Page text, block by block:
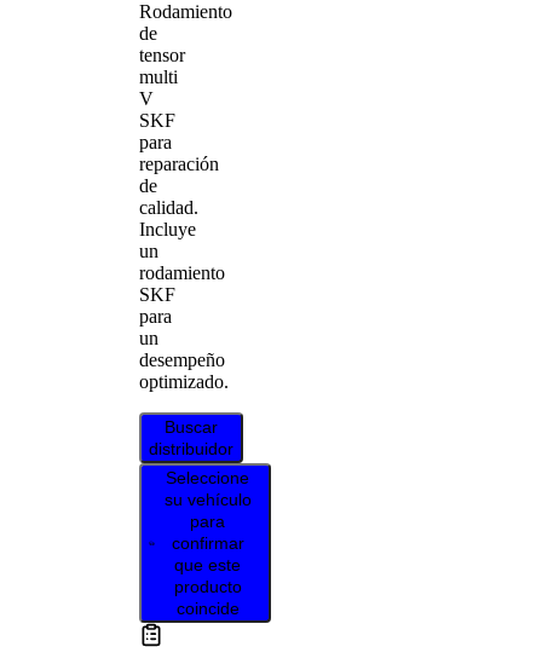
Rodamiento
de
tensor
multi
V
SKF
para
reparación
de
calidad.
Incluye
un
rodamiento
SKF
para
un
desempeño
optimizado.
Buscar
distribuidor
Seleccione
su vehículo
para
confirmar
que este
producto
coincide